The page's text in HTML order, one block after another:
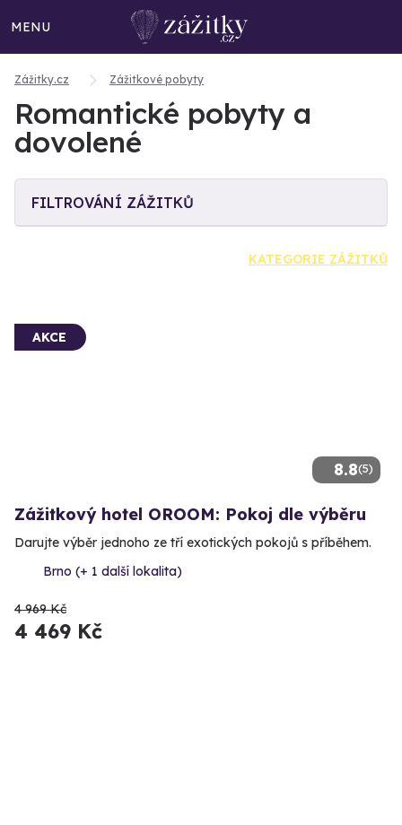
MENU
Zážitky.cz Zážitkové pobyty
Romantické pobyty a
dovolené
FILTROVÁNÍ ZÁŽITKŮ
KATEGORIE ZÁŽITKŮ
8.8(5)
AKCE
Zážitkový hotel OROOM: Pokoj dle výběru
Darujte výběr jednoho ze tří exotických pokojů s příběhem.
Brno (+ 1 další lokalita)
4 969 Kč
4 469 Kč